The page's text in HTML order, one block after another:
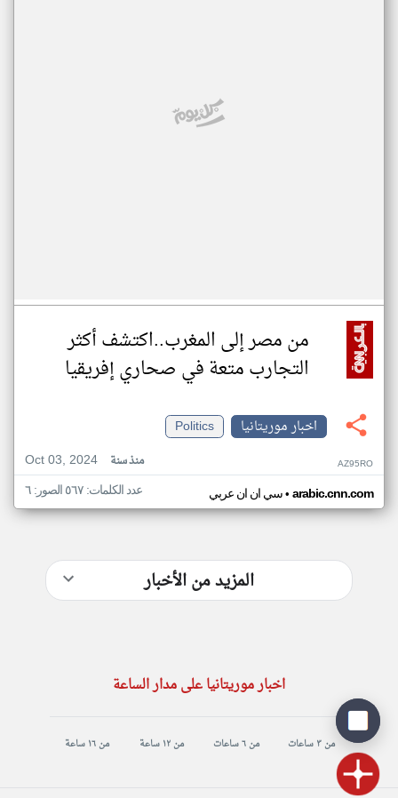
من مصر إلى المغرب..اكتشف أكثر
التجارب متعة في صحاري إفريقيا
اخبار موريتانيا
Politics
Oct 03, 2024
منذ سنة AZ95RO
سي ان ان عربي• arabic.cnn.com عدد الكلمات: ٥٦٧ الصور: ٦
المزيد من الأخبار
اخبار موريتانيا على مدار الساعة
من ٣ ساعات من ٦ ساعات من ١٢ ساعة من ١٦ ساعة